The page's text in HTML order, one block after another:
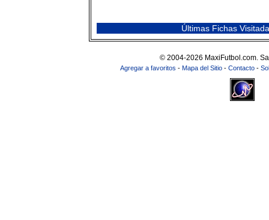
Últimas Fichas
© 2004-2026 MaxiFutbol.com.
Agregar a favoritos - Mapa del Sitio - Contacto -